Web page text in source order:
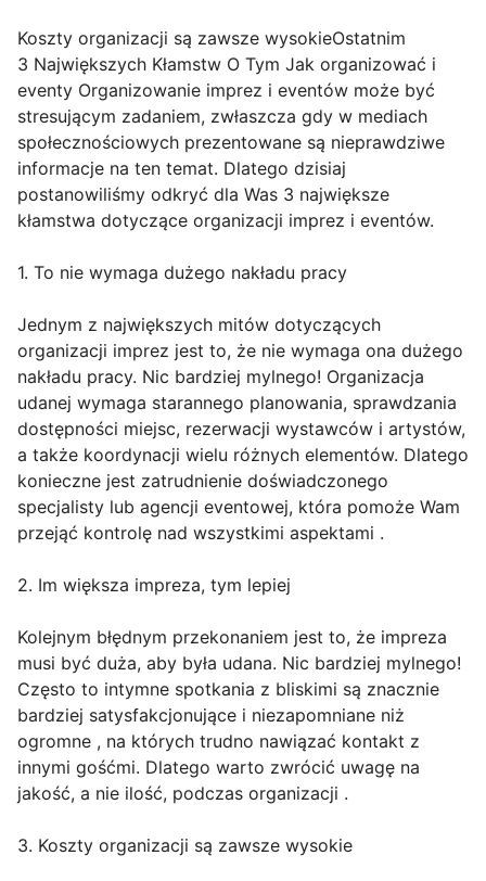
Koszty organizacji są zawsze wysokieOstatnim
3 Największych Kłamstw O Tym Jak organizować i
eventy Organizowanie imprez i eventów może być
stresującym zadaniem, zwłaszcza gdy w mediach
społecznościowych prezentowane są nieprawdziwe
informacje na ten temat. Dlatego dzisiaj
postanowiliśmy odkryć dla Was 3 największe
kłamstwa dotyczące organizacji imprez i eventów.
1. To nie wymaga dużego nakładu pracy
Jednym z największych mitów dotyczących
organizacji imprez jest to, że nie wymaga ona dużego
nakładu pracy. Nic bardziej mylnego! Organizacja
udanej wymaga starannego planowania, sprawdzania
dostępności miejsc, rezerwacji wystawców i artystów,
a także koordynacji wielu różnych elementów. Dlatego
konieczne jest zatrudnienie doświadczonego
specjalisty lub agencji eventowej, która pomoże Wam
przejąć kontrolę nad wszystkimi aspektami .
2. Im większa impreza, tym lepiej
Kolejnym błędnym przekonaniem jest to, że impreza
musi być duża, aby była udana. Nic bardziej mylnego!
Często to intymne spotkania z bliskimi są znacznie
bardziej satysfakcjonujące i niezapomniane niż
ogromne , na których trudno nawiązać kontakt z
innymi gośćmi. Dlatego warto zwrócić uwagę na
jakość, a nie ilość, podczas organizacji .
3. Koszty organizacji są zawsze wysokie